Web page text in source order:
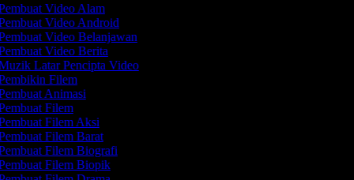
Video Alam
Video Android
Video Belanjawan
Video Berita
Latar Pencipta Video
Filem
Animasi
Filem
Filem Aksi
Filem Barat
Filem Biografi
Filem Biopik